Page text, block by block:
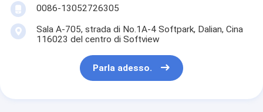
Tavola di isolamento elettrico
0086-13052726305
Sala A-705, strada di No.1A-4 Softpark, Dalian, Cina
116023 del centro di Softview
Parla adesso.